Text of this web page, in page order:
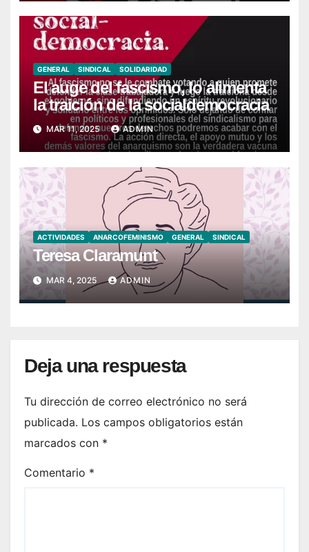
GENERAL SINDICAL SOLIDARIDAD
El auge del fascismo, lo alimenta
la traición de la socialdemocracia
MAR 11, 2025 ADMIN
ACTIVIDADES ANARCOFEMINISMO GENERAL SINDICAL
Teresa Claramunt
MAR 4, 2025 ADMIN
Deja una respuesta
Tu dirección de correo electrónico no será
publicada. Los campos obligatorios están
marcados con *
Comentario *